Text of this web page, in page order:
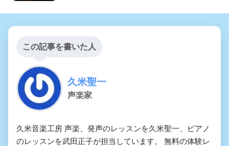
この記事を書いた人
久米聖一
声楽家
久米音楽工房 声楽、発声のレッスンを久米聖一、ピアノ
のレッスンを武田正子が担当しています。 無料の体験レ